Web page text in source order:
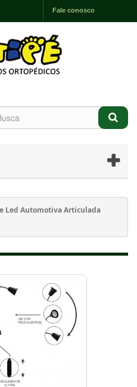
Fale conosco
Led Automotiva Articulada